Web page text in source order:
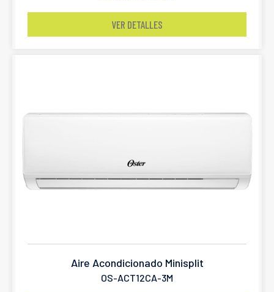
VER DETALLES
Aire Acondicionado Minisplit
OS-ACT12CA-3M